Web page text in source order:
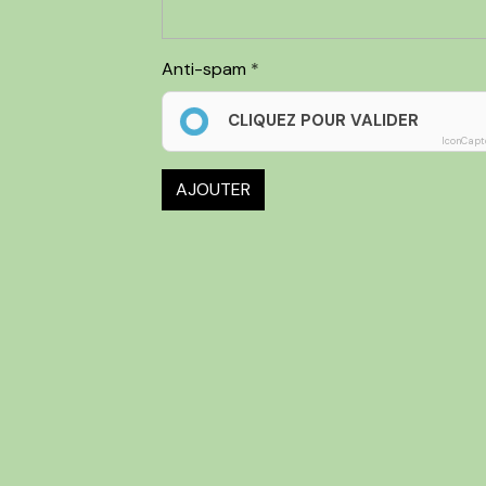
Anti-spam
CLIQUEZ POUR VALIDER
AJOUTER